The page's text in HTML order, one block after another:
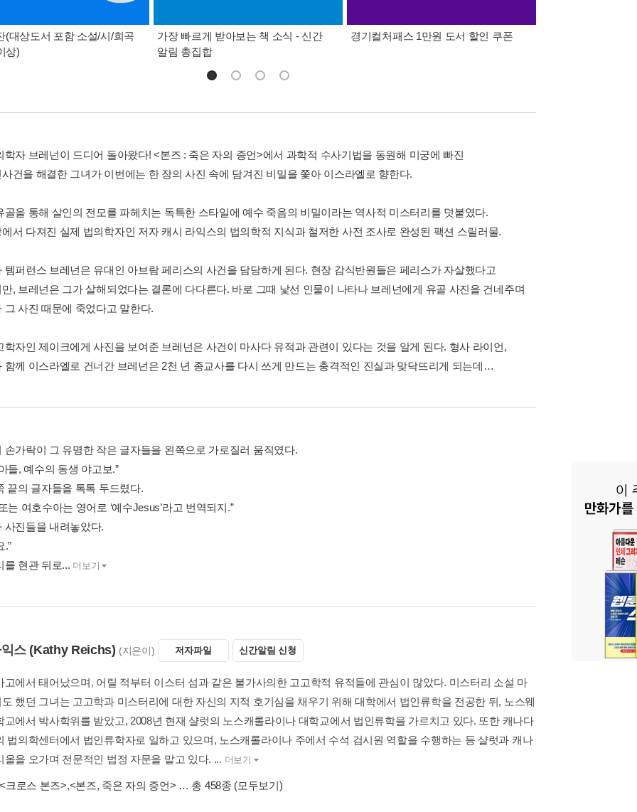
(대상도서 포함 소설/시/희곡
상)
가장 빠르게 받아보는 책 소식 - 신간
알림 총집합
경기컬처패스 1만원 도서 할인 쿠폰
학자 브레넌이 드디어 돌아왔다! <본즈 : 죽은 자의 증언>에서 과학적 수사기법을 동원해 미궁에 빠진
건을 해결한 그녀가 이번에는 한 장의 사진 속에 담겨진 비밀을 쫓아 이스라엘로 향한다.
골을 통해 살인의 전모를 파헤치는 독특한 스타일에 예수 죽음의 비밀이라는 역사적 미스터리를 덧붙였다.
서 다져진 실제 법의학자인 저자 캐시 라익스의 법의학적 지식과 철저한 사전 조사로 완성된 팩션 스릴러물.
템퍼런스 브레넌은 유대인 아브람 페리스의 사건을 담당하게 된다. 현장 감식반원들은 페리스가 자살했다고
, 브레넌은 그가 살해되었다는 결론에 다다른다. 바로 그때 낯선 인물이 나타나 브레넌에게 유골 사진을 건네주며
그 사진 때문에 죽었다고 말한다.
학자인 제이크에게 사진을 보여준 브레넌은 사건이 마사다 유적과 관련이 있다는 것을 알게 된다. 형사 라이언,
함께 이스라엘로 건너간 브레넌은 2천 년 종교사를 다시 쓰게 만드는 충격적인 진실과 맞닥뜨리게 되는데…
손가락이 그 유명한 작은 글자들을 왼쪽으로 가로질러 움직였다.
들, 예수의 동생 야고보.”
끝의 글자들을 톡톡 두드렸다.
는 여호수아는 영어로 ‘예수Jesus’라고 번역되지.”
사진들을 내려놓았다.
.”
를 현관 뒤로... 더보기
스(Kathy Reichs) (지은이) 저자파일 신간알림 신청
고에서 태어났으며, 어릴 적부터 이스터 섬과 같은 불가사의한 고고학적 유적들에 관심이 많았다. 미스터리 소설 마
했던 그녀는 고고학과 미스터리에 대한 자신의 지적 호기심을 채우기 위해 대학에서 법인류학을 전공한 뒤, 노스웨
교에서 박사학위를 받았고, 2008년 현재 샬럿의 노스캐롤라이나 대학교에서 법인류학을 가르치고 있다. 또한 캐나다
법의학센터에서 법인류학자로 일하고 있으며, 노스캐롤라이나 주에서 수석 검시원 역할을 수행하는 등 샬럿과 캐나
올을 오가며 전문적인 법정 자문을 맡고 있다. ... 더보기
<크로스 본즈>,<본즈, 죽은 자의 증언> … 총 458종 (모두보기)